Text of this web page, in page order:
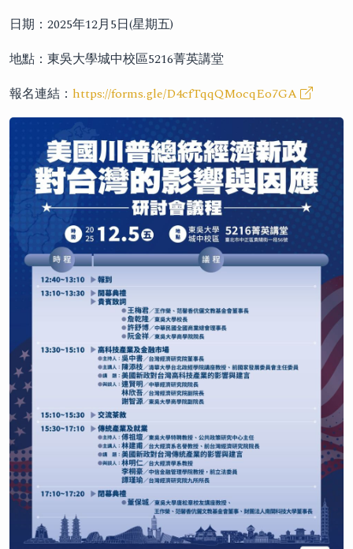
日期：2025年12月5日(星期五)
地點：東吳大學城中校區5216菁英講堂
報名連結： https://forms.gle/D4cfTqqQMocqEo7GA